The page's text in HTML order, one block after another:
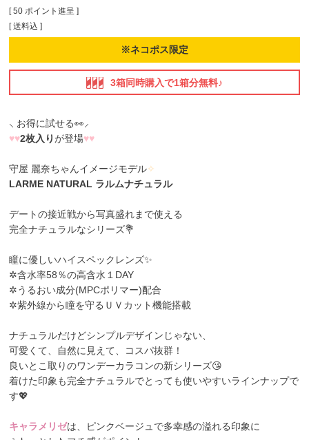
[ 50 ポイント進呈 ]
送料込
※ネコポス限定
3箱同時購入で1箱分無料♪
⸜ お得に試せる👀⸝
♥♥2枚入りが登場♥♥
守屋 麗奈ちゃんイメージモデル✧
LARME NATURAL ラルムナチュラル
デートの接近戦から写真盛れまで使える
完全ナチュラルなシリーズ💐
瞳に優しいハイスペックレンズ✨
✲含水率58％の高含水１DAY
✲うるおい成分(MPCポリマー)配合
✲紫外線から瞳を守るＵＶカット機能搭載
ナチュラルだけどシンプルデザインじゃない、
可愛くて、自然に見えて、コスパ抜群！
良いとこ取りのワンデーカラコンの新シリーズ😘
着けた印象も完全ナチュラルでとっても使いやすいラインナップで
す💖
キャラメリゼは、ピンクベージュで多幸感の溢れる印象に